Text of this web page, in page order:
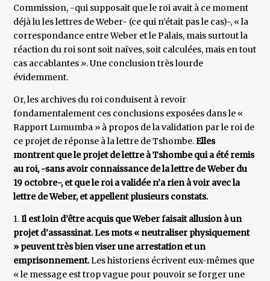
Commission, -qui supposait que le roi avait à ce moment
déjà lu les lettres de Weber- (ce qui n’était pas le cas)-, « la
correspondance entre Weber et le Palais, mais surtout la
réaction du roi sont soit naïves, soit calculées, mais en tout
cas accablantes ». Une conclusion très lourde
évidemment.
Or, les archives du roi conduisent à revoir
fondamentalement ces conclusions exposées dans le «
Rapport Lumumba » à propos de la validation par le roi de
ce projet de réponse à la lettre de Tshombe.Elles
montrent que le projet de lettre à Tshombe qui a été remis
au roi, -sans avoir connaissance de la lettre de Weber du
19 octobre-, et que le roi a validée n’a rien à voir avec la
lettre de Weber, et appellent plusieurs constats.
1.Il est loin d’être acquis que Weber faisait allusion à un
projet d’assassinat. Les mots « neutraliser physiquement
» peuvent très bien viser une arrestation et un
emprisonnement.Les historiens écrivent eux-mêmes que
« le message est trop vague pour pouvoir se forger une